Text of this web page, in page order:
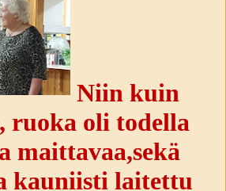
Niin kuin
ruoka oli todella
maittavaa,sekä
kauniisti laitettu